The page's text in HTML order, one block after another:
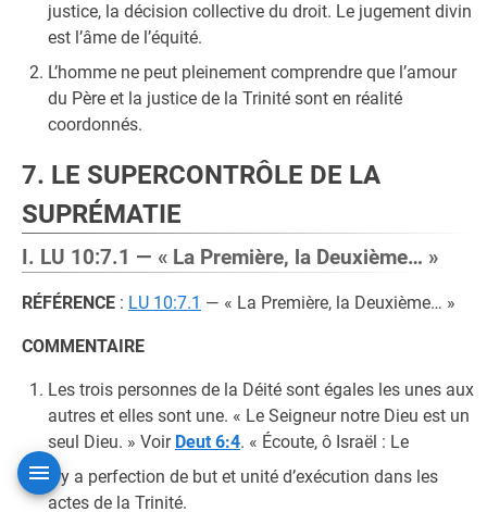
justice, la décision collective du droit. Le jugement divin
est l’âme de l’équité.
L’homme ne peut pleinement comprendre que l’amour
du Père et la justice de la Trinité sont en réalité
coordonnés.
7. LE SUPERCONTRÔLE DE LA
SUPRÉMATIE
I. LU 10:7.1 — « La Première, la Deuxième… »
RÉFÉRENCE : LU 10:7.1 — « La Première, la Deuxième… »
COMMENTAIRE
Les trois personnes de la Déité sont égales les unes aux
autres et elles sont une. « Le Seigneur notre Dieu est un
seul Dieu. » Voir Deut 6:4. « Écoute, ô Israël : Le
Il y a perfection de but et unité d’exécution dans les
actes de la Trinité.